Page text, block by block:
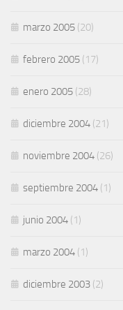
marzo 2005 (20)
febrero 2005 (17)
enero 2005 (28)
diciembre 2004 (21)
noviembre 2004 (26)
septiembre 2004 (1)
junio 2004 (1)
marzo 2004 (1)
diciembre 2003 (2)